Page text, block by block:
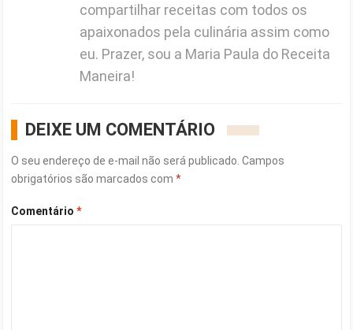
compartilhar receitas com todos os
apaixonados pela culinária assim como
eu. Prazer, sou a Maria Paula do Receita
Maneira!
DEIXE UM COMENTÁRIO
O seu endereço de e-mail não será publicado. Campos
obrigatórios são marcados com*
Comentário*